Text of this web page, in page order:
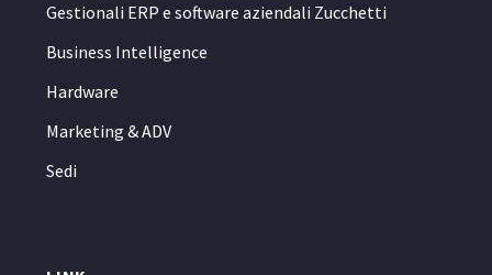
Gestionali ERP e software aziendali Zucchetti
Business Intelligence
Hardware
Marketing & ADV
Sedi